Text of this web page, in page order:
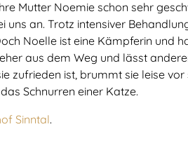
Mutter Noemie schon sehr
uns an. Trotz intensiver
Noelle ist eine Kämpferin und
aus dem Weg und lässt
zufrieden ist, brummt sie leise vor
Schnurren einer Katze.
Sinntal.